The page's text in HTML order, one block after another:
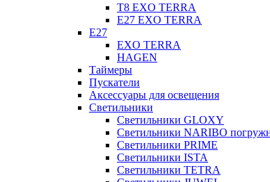
Т8 EXO TERRA
Е27 EXO TERRA
Е27
EXO TERRA
HAGEN
Таймеры
Пускатели
Аксессуары для освещения
Светильники
Светильники GLOXY
Светильники NARIBO
Светильники PRIME
Светильники ISTA
Светильники TETRA